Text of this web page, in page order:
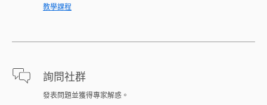
教學課程
詢問社群
發表問題並獲得專家解惑。